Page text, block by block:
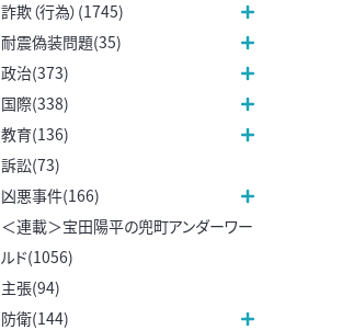
詐欺（行為）(1745)
耐震偽装問題(35)
政治(373)
国際(338)
教育(136)
訴訟(73)
凶悪事件(166)
＜連載＞宝田陽平の兜町アンダーワー
ルド(1056)
主張(94)
防衛(144)